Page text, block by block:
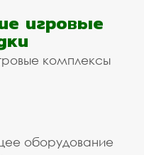
игровые
комплексы
оборудование